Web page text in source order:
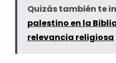
Quizás también te
palestino en la
relevancia religiosa